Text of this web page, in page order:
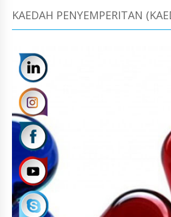
KAEDAH PENYEMPERITAN